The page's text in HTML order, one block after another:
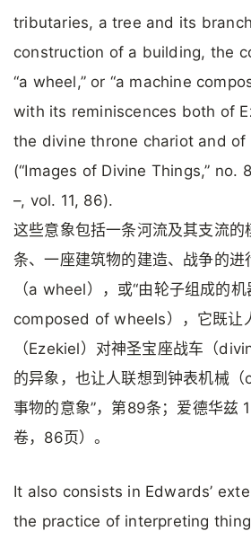
tributaries, a tree and its
construction of a building, the
“a wheel,” or “a machine
with its reminiscences both of
the divine throne chariot and of
(“Images of Divine Things,” no.
–, vol. 11, 86).
这些意象包括一条河流及其支流的
条、一座建筑物的建造、战争的进
（a wheel），或“由轮子组成的
composed of wheels），它既让
（Ezekiel）对神圣宝座战车（
的异象，也让人联想到钟表机械
事物的意象”，第89条；爱德华兹
卷，86页）。
It also consists in Edwards’
the practice of interpreting